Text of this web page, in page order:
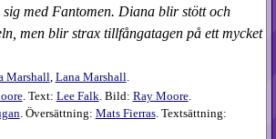
sig med Fantomen. Diana blir stött och
men blir strax tillfångatagen på ett mycket
Marshall, Lana Marshall.
. Text: Lee Falk. Bild: Ray Moore.
. Översättning: Mats Fierras. Textsättning: